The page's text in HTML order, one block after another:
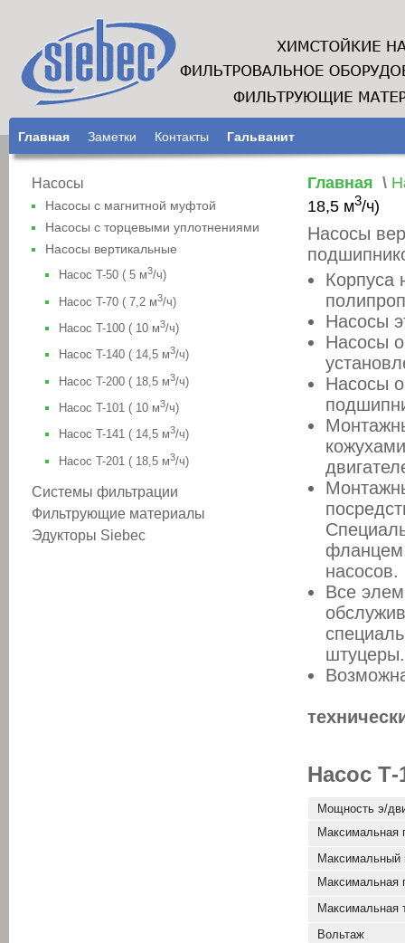
Главная Заметки Контакты Гальванит
Насосы
Насосы с магнитной муфтой
Насосы с торцeвыми уплотнениями
Насосы вертикальные
Насос T-50 ( 5 м3/ч)
Насос T-70 ( 7,2 м3/ч)
Насос T-100 ( 10 м3/ч)
Насос T-140 ( 14,5 м3/ч)
Насос T-200 ( 18,5 м3/ч)
Насос T-101 ( 10 м3/ч)
Насос T-141 ( 14,5 м3/ч)
Насос T-201 ( 18,5 м3/ч)
Системы фильтрации
Фильтрующие материалы
Эдукторы Siebec
Главная \
18,5 м3/ч)
Насосы
Корпуса
Насосы
Насосы
Насосы
насосов.
Все
штуцеры.
Насос Т-
Мощность э/
Максимальная
Максимальный
Максимальная
Максимальная
Вольтаж